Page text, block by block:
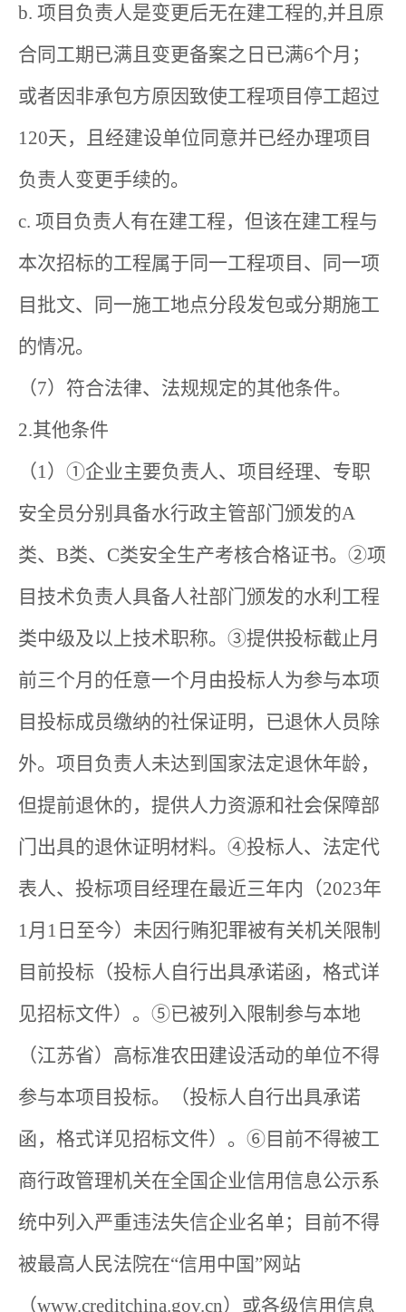
b. 项目负责人是变更后无在建工程的,并且原
合同工期已满且变更备案之日已满6个月；
或者因非承包方原因致使工程项目停工超过
120天，且经建设单位同意并已经办理项目
负责人变更手续的。
c. 项目负责人有在建工程，但该在建工程与
本次招标的工程属于同一工程项目、同一项
目批文、同一施工地点分段发包或分期施工
的情况。
（7）符合法律、法规规定的其他条件。
2.其他条件
（1）①企业主要负责人、项目经理、专职
安全员分别具备水行政主管部门颁发的A
类、B类、C类安全生产考核合格证书。②项
目技术负责人具备人社部门颁发的水利工程
类中级及以上技术职称。③提供投标截止月
前三个月的任意一个月由投标人为参与本项
目投标成员缴纳的社保证明，已退休人员除
外。项目负责人未达到国家法定退休年龄，
但提前退休的，提供人力资源和社会保障部
门出具的退休证明材料。④投标人、法定代
表人、投标项目经理在最近三年内（2023年
1月1日至今）未因行贿犯罪被有关机关限制
目前投标（投标人自行出具承诺函，格式详
见招标文件）。⑤已被列入限制参与本地
（江苏省）高标准农田建设活动的单位不得
参与本项目投标。（投标人自行出具承诺
函，格式详见招标文件）。⑥目前不得被工
商行政管理机关在全国企业信用信息公示系
统中列入严重违法失信企业名单；目前不得
被最高人民法院在“信用中国”网站
（www.creditchina.gov.cn）或各级信用信息